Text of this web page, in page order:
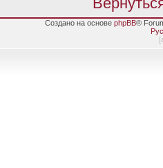
Создано на основе phpBB®
[